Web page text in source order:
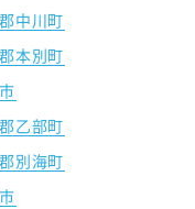
中川町
本別町
乙部町
別海町